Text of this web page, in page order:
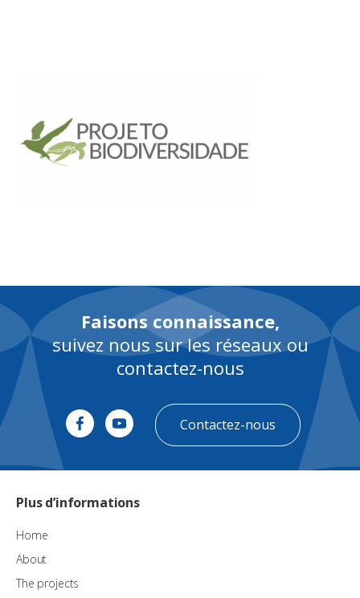
Faisons connaissance,
suivez nous sur les réseaux ou
contactez-nous
Contactez-nous
Plus d’informations
Home
About
The projects